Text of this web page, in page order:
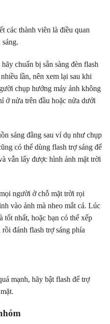
các thành viên là điều quan
chuẩn bị sẵn sàng đèn flash
lần, nên xem lại sau khi
chụp hướng máy ảnh không
ở nửa trên đầu hoặc nửa dưới
sáng đằng sau ví dụ như chụp
có thể dùng flash trợ sáng để
vẫn lấy được hình ảnh mặt trời
người ở chỗ mặt trời rọi
vào ảnh mà nheo mắt cả. Lúc
tốt nhất, hoặc bạn có thể xếp
đánh flash trợ sáng phía
mạnh, hãy bật flash để trợ